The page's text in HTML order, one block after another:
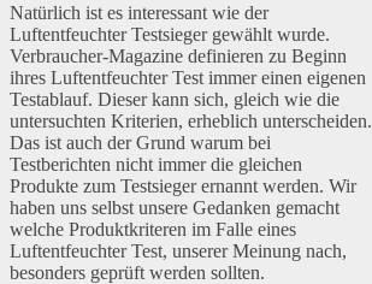
Natürlich ist es interessant wie der
Luftentfeuchter Testsieger gewählt wurde.
Verbraucher-Magazine definieren zu Beginn
ihres Luftentfeuchter Test immer einen eigenen
Testablauf. Dieser kann sich, gleich wie die
untersuchten Kriterien, erheblich unterscheiden.
Das ist auch der Grund warum bei
Testberichten nicht immer die gleichen
Produkte zum Testsieger ernannt werden. Wir
haben uns selbst unsere Gedanken gemacht
welche Produktkriteren im Falle eines
Luftentfeuchter Test, unserer Meinung nach,
besonders geprüft werden sollten.